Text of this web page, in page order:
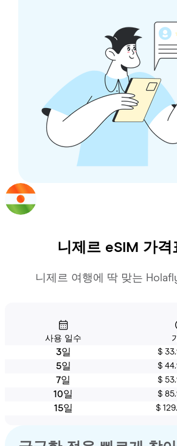
니제르eSIM 가격
니제르 여행에 딱 맞는
사용 일수
3일 $
5일 $
7일 $
10일 $
15일 $